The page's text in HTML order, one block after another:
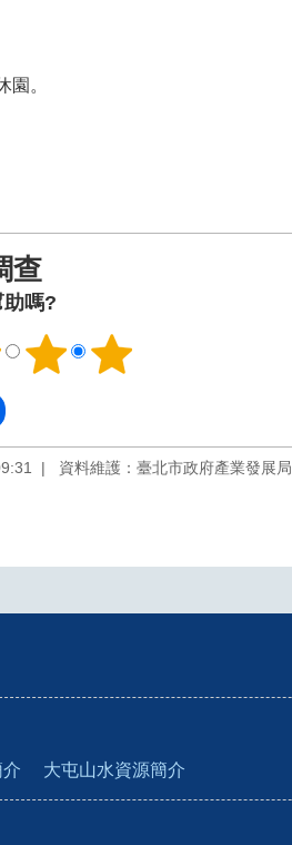
。
查
嗎?
資料維護：臺北市政府產業發展局
大屯山水資源簡介